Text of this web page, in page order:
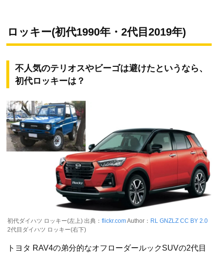
ロッキー(初代1990年・2代目2019年)
不人気のテリオスやビーゴは避けたというなら、
初代ロッキーは？
初代ダイハツ ロッキー(左上) 出典： flickr.comAuthor： RL GNZLZ CC BY 2.0
2代目ダイハツ ロッキー(右下)
トヨタ RAV4の弟分的なオフローダールックSUVの2代目